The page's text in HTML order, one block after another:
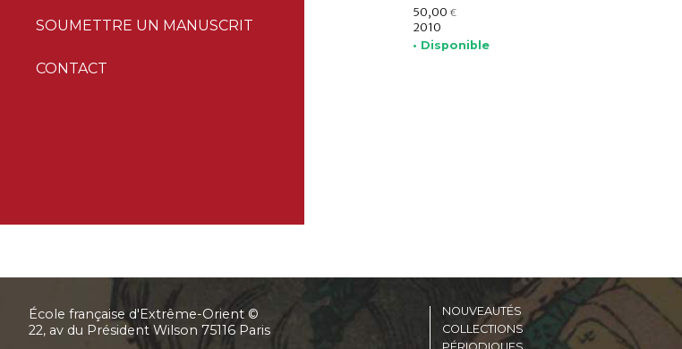
SOUMETTRE UN MANUSCRIT
CONTACT
50,00 €
2010
• Disponible
École française d'Extrême-Orient ©
22, av du Président Wilson 75116 Paris
NOUVEAUTÉS
COLLECTIONS